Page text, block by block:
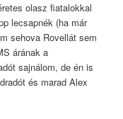
olasz fiatalokkal
lecsapnék (ha már
sehova Rovellát sem
árának a
sajnálom, de én is
és marad Alex